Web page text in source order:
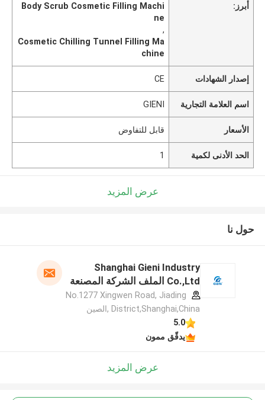
أبرز:
Body Scrub Cosmetic Filling Machi
ne
,
Cosmetic Chilling Tunnel Filling Ma
chine
إصدار الشهادات CE
اسم العلامة التجارية GIENI
الأسعار قابل للتفاوض
الحد الأدنى لكمية 1
عرض المزيد
حول نا
Shanghai Gieni Industry
Co.,Ltd الملف الشركة المصنعة
No.1277 Xingwen Road, Jiading
District,Shanghai,China ,الصين
5.0
يدقّق ممون
عرض المزيد